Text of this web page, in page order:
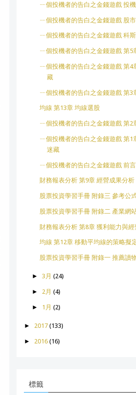
ㄧ個投機者的告白之金錢遊戲 投
ㄧ個投機者的告白之金錢遊戲 股
ㄧ個投機者的告白之金錢遊戲 科
ㄧ個投機者的告白之金錢遊戲 第5
ㄧ個投機者的告白之金錢遊戲 第4
藏
ㄧ個投機者的告白之金錢遊戲 第3
均線 第13章 均線選股
ㄧ個投機者的告白之金錢遊戲 第2
ㄧ個投機者的告白之金錢遊戲 第1
迷藏
ㄧ個投機者的告白之金錢遊戲 前言
財務報表分析 第9章 經營成果分析
股票投資學習手冊 附錄三 參考公
股票投資學習手冊 附錄二 產業網
財務報表分析 第8章 獲利能力與
均線 第12章 移動平均線的策略擬
股票投資學習手冊 附錄一 推薦讀
► 3月 (24)
► 2月 (4)
► 1月 (2)
► 2017 (133)
► 2016 (16)
標籤